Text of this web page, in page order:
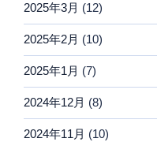
2025年3月 (12)
2025年2月 (10)
2025年1月 (7)
2024年12月 (8)
2024年11月 (10)